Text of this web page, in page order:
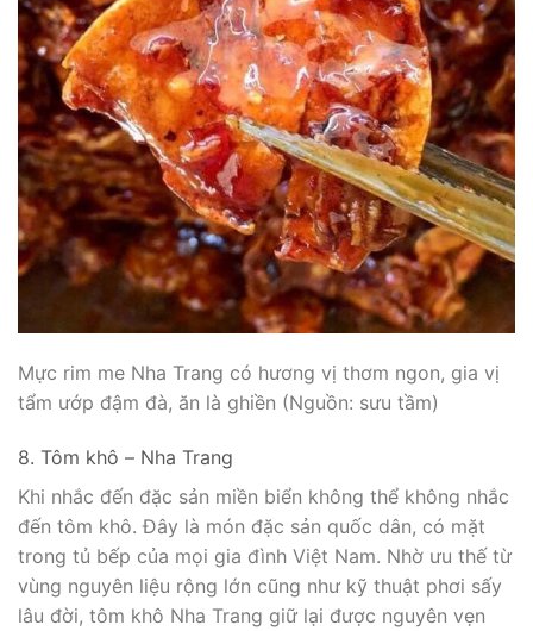
Mực rim me Nha Trang có hương vị thơm ngon, gia vị
tẩm ướp đậm đà, ăn là ghiền (Nguồn: sưu tầm)
8. Tôm khô – Nha Trang
Khi nhắc đến đặc sản miền biển không thể không nhắc
đến tôm khô. Đây là món đặc sản quốc dân, có mặt
trong tủ bếp của mọi gia đình Việt Nam. Nhờ ưu thế từ
vùng nguyên liệu rộng lớn cũng như kỹ thuật phơi sấy
lâu đời, tôm khô Nha Trang giữ lại được nguyên vẹn